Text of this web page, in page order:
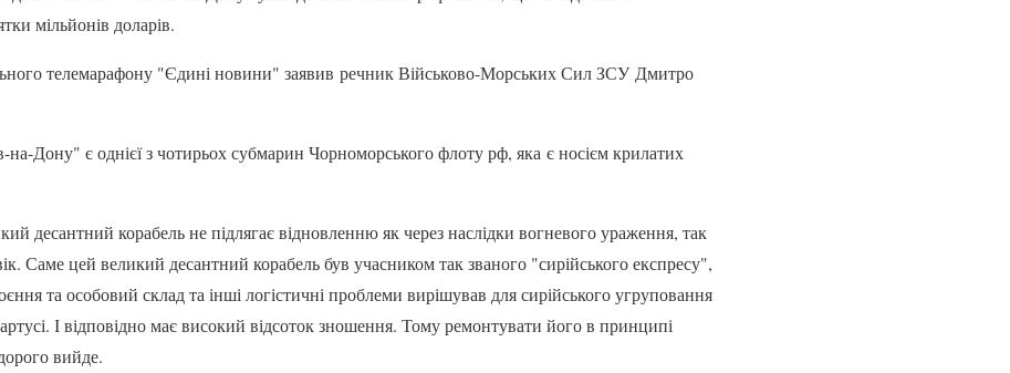
мільйонів доларів.
телемарафону "Єдині новини" заявив речник Військово-Морських Сил ЗСУ Дмитро
Дону" є однієї з чотирьох субмарин Чорноморського флоту рф, яка є носієм крилатих
десантний корабель не підлягає відновленню як через наслідки вогневого ураження, так
Саме цей великий десантний корабель був учасником так званого "сирійського експресу",
та особовий склад та інші логістичні проблеми вирішував для сирійського угруповання
І відповідно має високий відсоток зношення. Тому ремонтувати його в принципі
вийде.